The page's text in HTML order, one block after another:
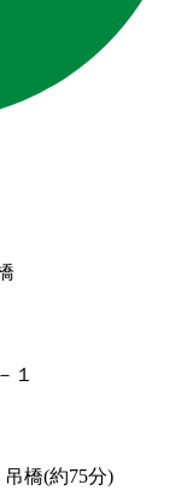
１
橋(約75分)